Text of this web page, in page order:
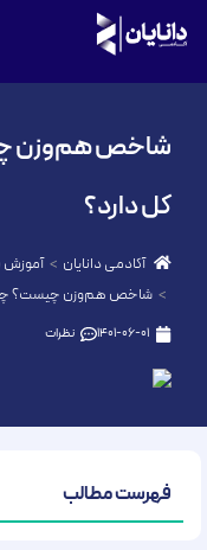
شاخص هم‌وزن
کل دارد؟
آکادمی دانایان
آموزش
شاخص هم‌وزن چیست؟ چه
1401-06-01 نظرات
فهرست مطالب